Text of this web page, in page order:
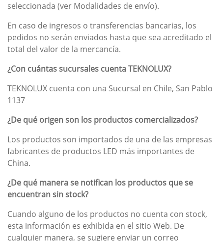
seleccionada (ver Modalidades de envío).
En caso de ingresos o transferencias bancarias, los
pedidos no serán enviados hasta que sea acreditado el
total del valor de la mercancía.
¿Con cuántas sucursales cuenta TEKNOLUX?
TEKNOLUX cuenta con una Sucursal en Chile, San Pablo
1137
¿De qué origen son los productos comercializados?
Los productos son importados de una de las empresas
fabricantes de productos LED más importantes de
China.
¿De qué manera se notifican los productos que se
encuentran sin stock?
Cuando alguno de los productos no cuenta con stock,
esta información es exhibida en el sitio Web. De
cualquier manera, se sugiere enviar un correo